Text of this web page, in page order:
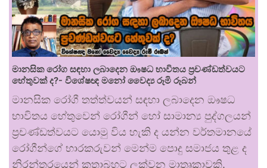
මානසික රෝග සඳහා ලබාදෙන ඖෂධ භාවිතය ප්‍රචණ්ඩත්වයට
හේතුවක් ද?- විශේෂඥ මනෝ වෛද්‍ය රූමි රූබන්
මානසික රෝගී තත්ත්වයන් සඳහා ලබාදෙන ඖෂධ
භාවිතය හේතුවෙන් රෝගීන් හෝ සාමාන්‍ය පුද්ගලයන්
ප්‍රචණ්ඩත්වයට යොමු විය හැකි ද යන්න වර්තමානයේ
රෝගීන්ගේ භාරකරුවන් මෙන්ම පොදු සමාජය තුළ ද
නිරන්තරයෙන් කතාබහට ලක්වන මාතෘකාවකි.